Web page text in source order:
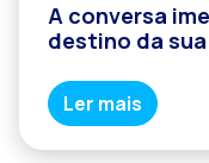
A conversa
destino da
Ler mais